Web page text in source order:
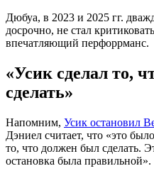
Дюбуа, в 2023 и 2025 гг.
досрочно, не стал
впечатляющий перфоррманс.
«Усик сделал то,
сделать»
Напомним, Усик остановил
Дэниел считает, что «это
то, что должен был сделать.
остановка была правильной».